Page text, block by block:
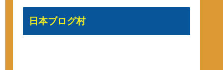
日本ブログ村